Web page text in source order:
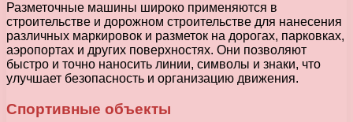
Разметочные машины широко применяются в
строительстве и дорожном строительстве для нанесения
различных маркировок и разметок на дорогах, парковках,
аэропортах и других поверхностях. Они позволяют
быстро и точно наносить линии, символы и знаки, что
улучшает безопасность и организацию движения.
Спортивные объекты